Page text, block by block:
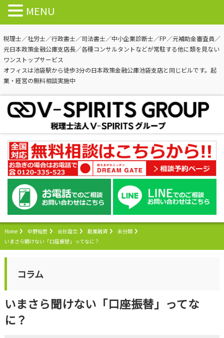
税理士／社労士／行政書士／司法書士／中小企業診断士／FP／元補助金審査員／
元日本政策金融公庫支店長／各種コンサルタントなどが常駐する他に類を見ない
ワンストップサービス
オフィスは池袋駅から徒歩3分の日本政策金融公庫池袋支店と同じビルです。起
業・経営の無料相談実施中
Home 中野裕哲 会社設立 創業融資
未分類
いまさら聞けない「口座振替」ってなに？
コラム
いまさら聞けない「口座振替」ってな
に？
MENU